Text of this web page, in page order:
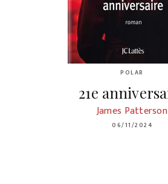
POLAR
21e
James Patterson
06/11/2024